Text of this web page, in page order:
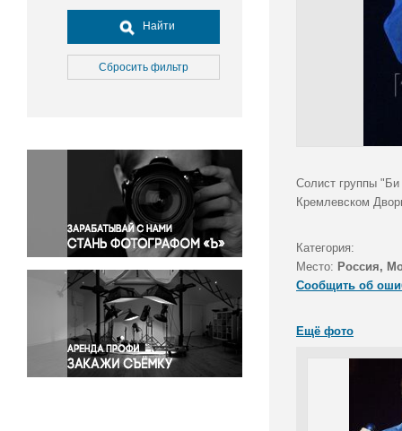
Досуг, туризм и отдых
Культура
Медицина
Окружающая среда
Политика
Правосудие
Происшествия и конфликты
Религия
Светская жизнь
Спорт
Экология
Экономика и бизнес
Найти
Сбросить фильтр
Солист группы
Кремлевском
Категория:
Место: Россия,
Сообщить об
Ещё фото